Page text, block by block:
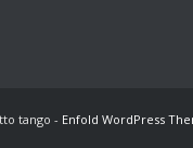
tango - Enfold WordPress